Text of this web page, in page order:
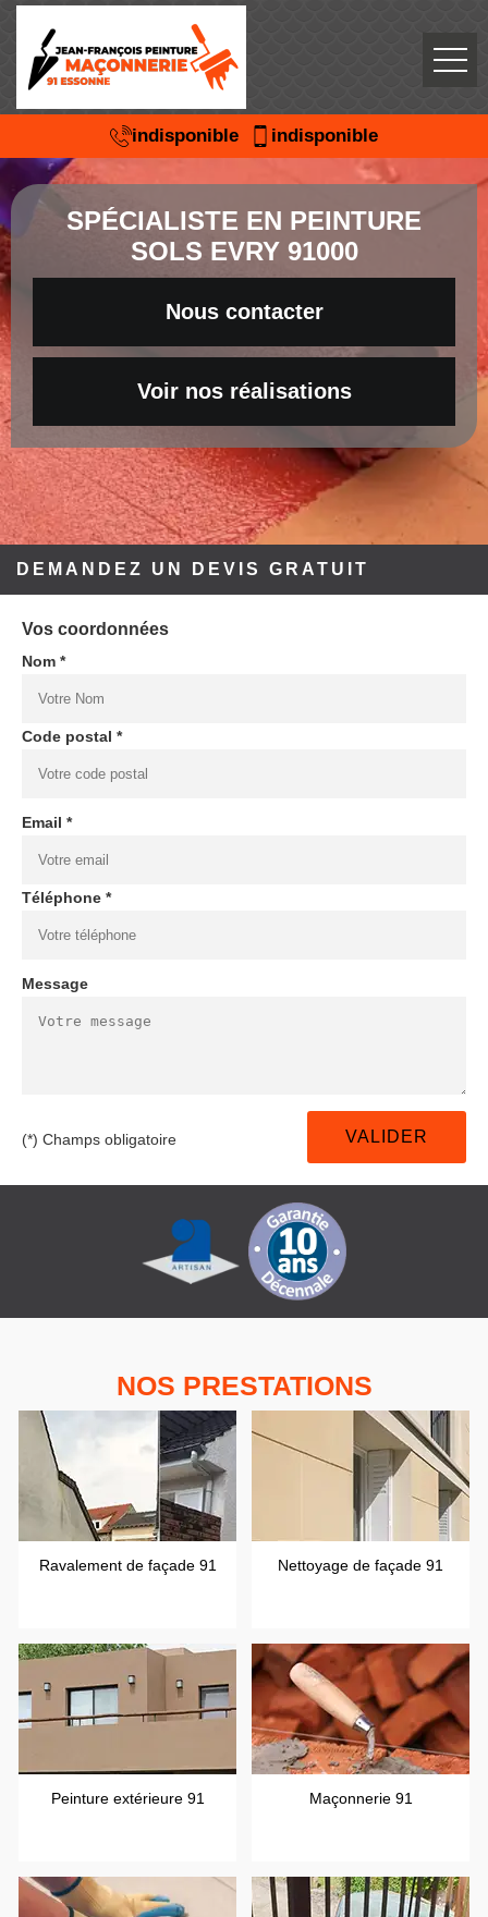
indisponible indisponible
SPÉCIALISTE EN PEINTURE
SOLS EVRY 91000
Nous contacter
Voir nos réalisations
DEMANDEZ UN DEVIS GRATUIT
Vos coordonnées
Nom *
Code postal *
Email *
Téléphone *
Message
(*) Champs obligatoire
NOS PRESTATIONS
Ravalement de façade 91 Nettoyage de façade 91
Peinture extérieure 91 Maçonnerie 91